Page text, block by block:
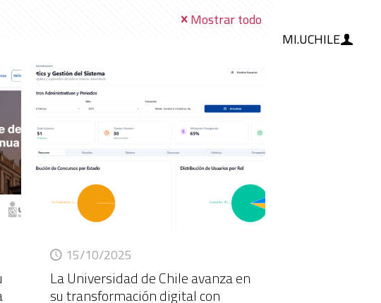
MI.UCHILE
Mostrar todo
15/10/2025
La Universidad de Chile avanza en
su transformación digital con